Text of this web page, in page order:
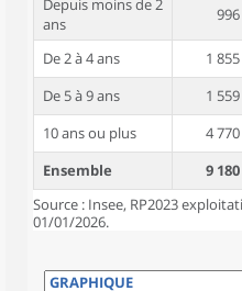
Depuis moins de 2
ans
996
De 2 à 4 ans 1 855
De 5 à 9 ans
1 559
10 ans ou plus
4 770
Ensemble
9 180
Source : Insee, RP2023
01/01/2026.